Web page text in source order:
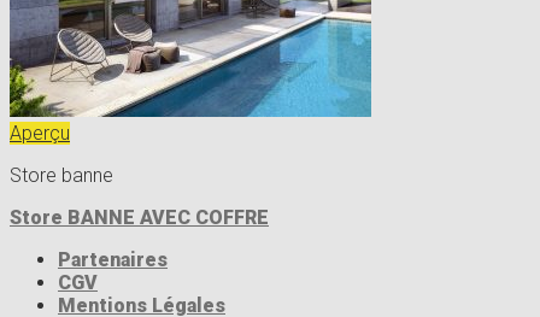
Aperçu
Store banne
Store BANNE AVEC COFFRE
Partenaires
CGV
Mentions Légales